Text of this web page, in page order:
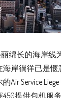
绵长的海岸线
岸徜徉已是惬
Service
提供包机服